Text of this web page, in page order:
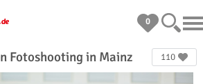
0
Fotoshooting in Mainz 110